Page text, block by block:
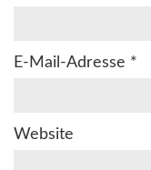
E-Mail-Adresse *
Website